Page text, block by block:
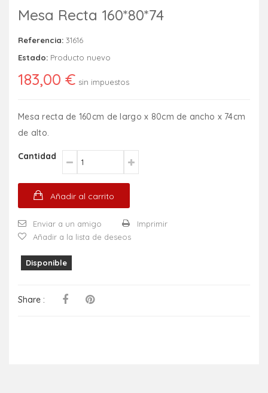
Mesa Recta 160*80*74
Referencia: 31616
Estado: Producto nuevo
183,00 € sin impuestos
Mesa recta de 160cm de largo x 80cm de ancho x 74cm
de alto.
Cantidad
Añadir al carrito
Enviar a un amigo
Imprimir
Añadir a la lista de deseos
Disponible
Share :